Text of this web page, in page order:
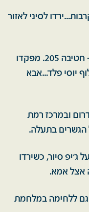
לסיני לאזור
אבא השתייך לחטיבת אגרוף הברזל - חטיבה 205. מפקדו
יוסי פלד...אבא
ובמרכז רמת
הגשרים בתעלה.
ג'יפ סיור, כשירדו
אצל אמא.
גם ללחימה במלחמת